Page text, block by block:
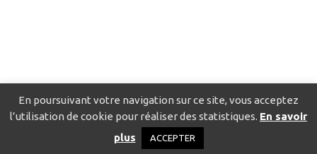
Catalogue pour localiser les fournisseurs
Politique de confidentialité
En poursuivant votre navigation sur ce site, vous acceptez
l’utilisation de cookie pour réaliser des statistiques. En savoir
plus
ACCEPTER